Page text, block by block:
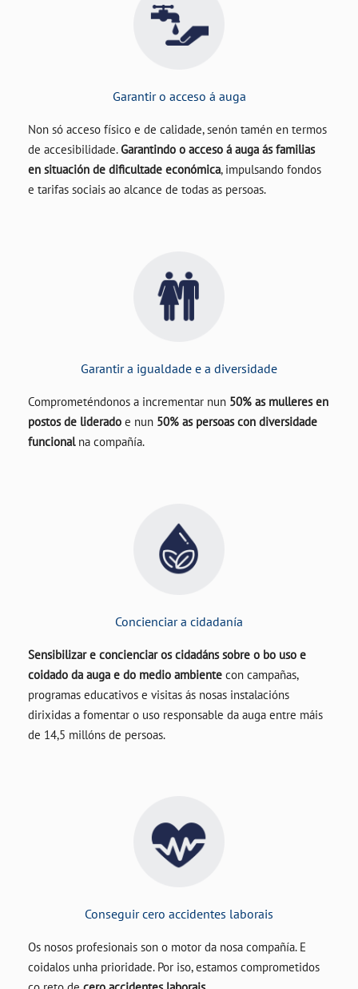
Garantir o acceso á auga
Non só acceso físico e de calidade, senón tamén en termos
de accesibilidade.Garantindo o acceso á auga ás familias
en situación de dificultade económica, impulsando fondos
e tarifas sociais ao alcance de todas as persoas.
Garantir a igualdade e a diversidade
Comprometéndonos a incrementar nun 50% as mulleres en
postos de liderado e nun 50% as persoas con diversidade
funcional na compañía.
Concienciar a cidadanía
Sensibilizar e concienciar os cidadáns sobre o bo uso e
coidado da auga e do medio ambiente con campañas,
programas educativos e visitas ás nosas instalacións
dirixidas a fomentar o uso responsable da auga entre máis
de 14,5 millóns de persoas.
Conseguir cero accidentes laborais
Os nosos profesionais son o motor da nosa compañía. E
coidalos unha prioridade. Por iso, estamos comprometidos